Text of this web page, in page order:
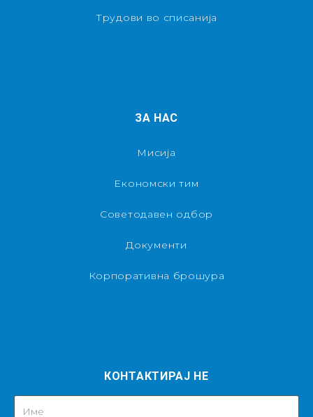
Трудови во списанија
ЗА НАС
Мисија
Економски тим
Советодавен одбор
Документи
Корпоративна брошура
КОНТАКТИРАЈ НЕ